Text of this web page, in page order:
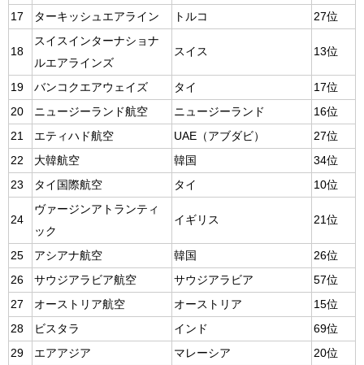
17 ターキッシュエアライン トルコ 27位
18
スイスインターナショナ
ルエアラインズ
スイス 13位
19 バンコクエアウェイズ タイ
17位
20
ニュージーランド航空 ニュージーランド
16位
21
エティハド航空 UAE（アブダビ）
27位
22
大韓航空 韓国
34位
23
タイ国際航空 タイ 10位
24
ヴァージンアトランティ
ック
イギリス 21位
25 アシアナ航空 韓国
26位
26
サウジアラビア航空 サウジアラビア
57位
27
オーストリア航空 オーストリア
15位
28
ビスタラ インド
69位
29
エアアジア マレーシア
20位